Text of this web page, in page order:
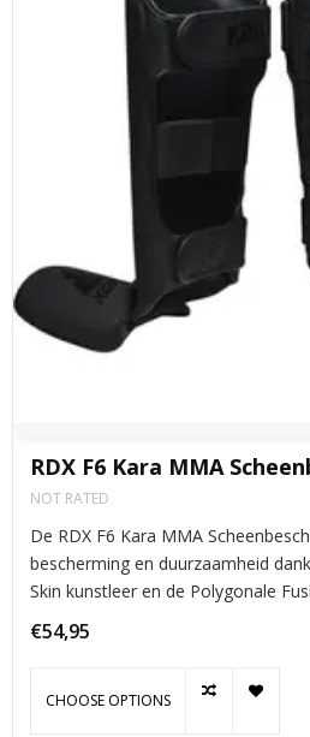
RDX F6 Kara MMA
NOT RATED
De RDX F6 Kara MMA
bescherming en duurzaamheid
Skin kunstleer en de Polygonale
€54,95
CHOOSE OPTIONS